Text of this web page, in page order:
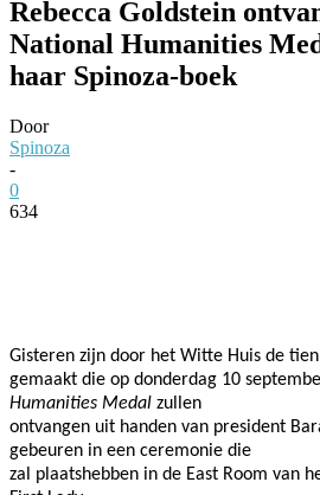
Rebecca Goldstein
National Humanities
haar Spinoza-boek
Door
Spinoza
-
0
634
Gisteren zijn door het Witte Huis de
gemaakt die op donderdag 10
Humanities Medal zullen
ontvangen uit handen van president
gebeuren in een ceremonie die
zal plaatshebben in de East Room van